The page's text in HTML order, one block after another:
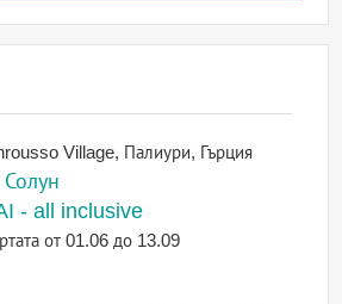
Village, Палиури, Гърция
Солун
- all inclusive
от 01.06 до 13.09